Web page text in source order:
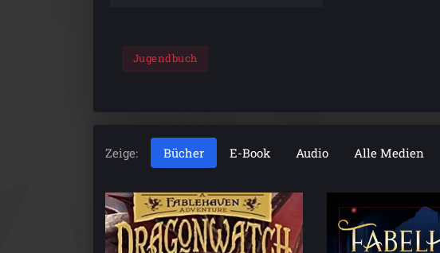
Jugendbuch
Zeige: Bücher E-Book Audio Alle Medien